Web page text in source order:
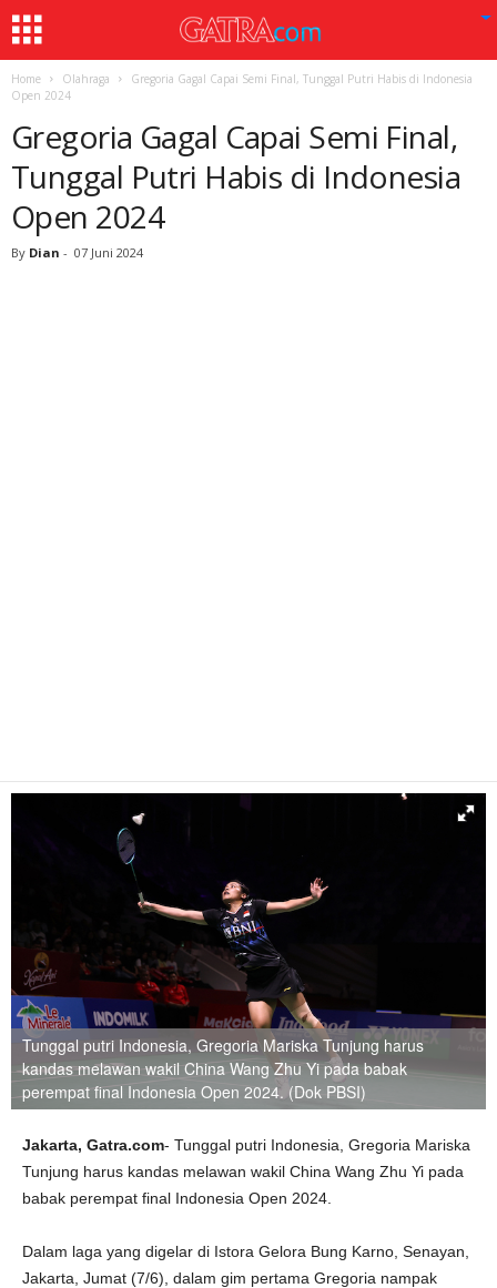
Home Olahraga
Gregoria Gagal Capai Semi Final, Tunggal Putri Habis di Indonesia
Open 2024
Gregoria Gagal Capai Semi Final,
Tunggal Putri Habis di Indonesia
Open 2024
By Dian - 07 Juni 2024
Tunggal putri Indonesia, Gregoria Mariska Tunjung harus
kandas melawan wakil China Wang Zhu Yi pada babak
perempat final Indonesia Open 2024. (Dok PBSI)
Jakarta, Gatra.com- Tunggal putri Indonesia, Gregoria Mariska
Tunjung harus kandas melawan wakil China Wang Zhu Yi pada
babak perempat final Indonesia Open 2024.
Dalam laga yang digelar di Istora Gelora Bung Karno, Senayan,
Jakarta, Jumat (7/6), dalam gim pertama Gregoria nampak